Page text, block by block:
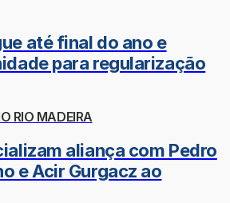
até final do ano e
para regularização
RIO MADEIRA
aliança com Pedro
e Acir Gurgacz ao